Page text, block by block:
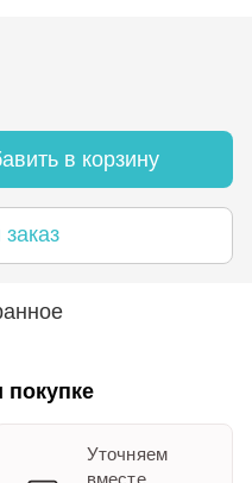
в корзину
Уточняем
вместе